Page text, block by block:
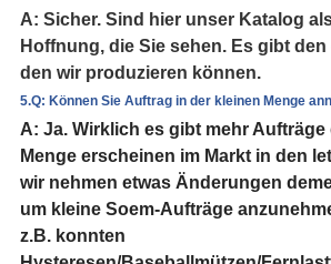
A: Sicher. Sind hier unser Katalog
Hoffnung, die Sie sehen. Es gibt
den wir produzieren können.
5.Q: Können Sie Auftrag in der kleinen Menge
A: Ja. Wirklich es gibt mehr Aufträge
Menge erscheinen im Markt in den
wir nehmen etwas Änderungen
um kleine Soem-Aufträge
z.B. konnten